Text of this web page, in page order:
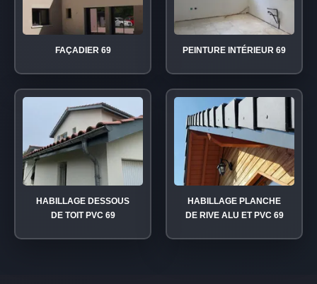
FAÇADIER 69 PEINTURE INTÉRIEUR 69
HABILLAGE DESSOUS
DE TOIT PVC 69
HABILLAGE PLANCHE
DE RIVE ALU ET PVC 69